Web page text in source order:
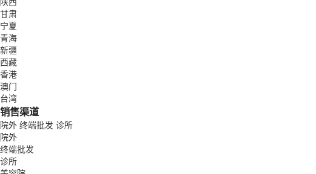
甘肃
宁夏
青海
新疆
西藏
香港
澳门
台湾
销售渠道
院外 终端批发 诊所
院外
终端批发
诊所